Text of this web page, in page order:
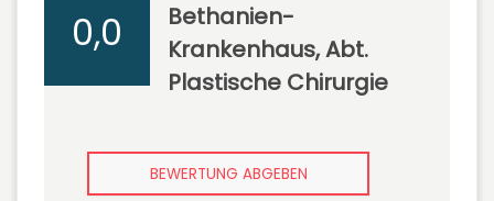
0,0
Bethanien-
Krankenhaus, Abt.
Plastische Chirurgie
BEWERTUNG ABGEBEN